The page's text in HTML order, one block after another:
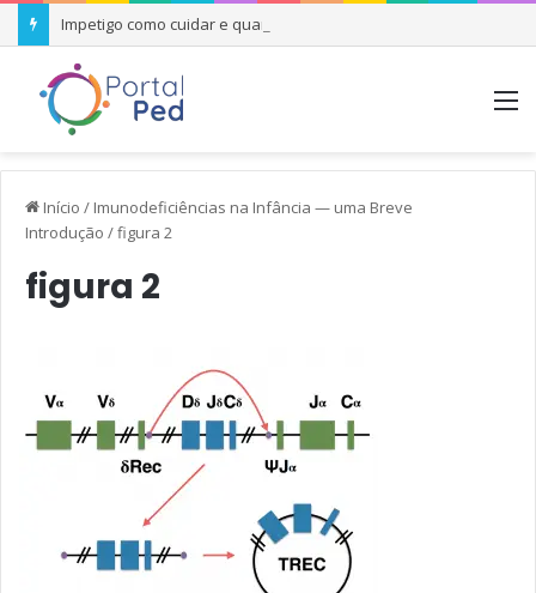
Impetigo como cuidar e quando se preocupar
Início / Imunodeficiências na Infância — uma Breve
Introdução /figura 2
figura 2